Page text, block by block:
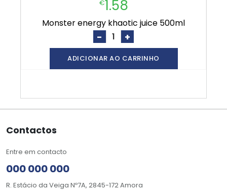
€1.58
monster energy khaotic juice 500ml
- +
ADICIONAR AO CARRINHO
Contactos
Entre em contacto
000 000 000
R. Estácio da Veiga Nº7A, 2845-172 Amora